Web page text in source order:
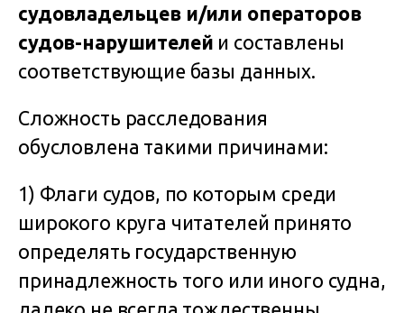
судовладельцев и/или операторов
судов-нарушителей и составлены
соответствующие базы данных.
Сложность расследования
обусловлена такими причинами:
1) Флаги судов, по которым среди
широкого круга читателей принято
определять государственную
принадлежность того или иного судна,